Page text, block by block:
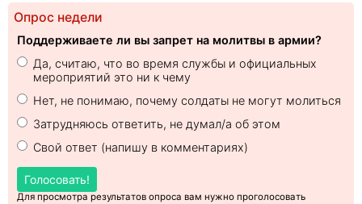
Опрос недели
Поддерживаете ли вы запрет на молитвы в армии?
Да, считаю, что во время службы и официальных
мероприятий это ни к чему
Нет, не понимаю, почему солдаты не могут молиться
Затрудняюсь ответить, не думал/а об этом
Свой ответ (напишу в комментариях)
Голосовать!
Для просмотра результатов опроса вам нужно проголосовать